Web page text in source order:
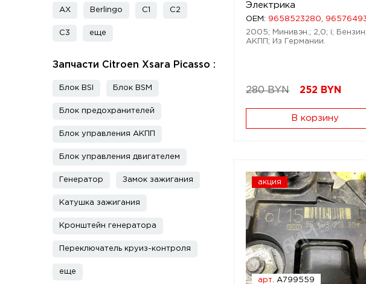
AX Berlingo C1 C2
C3 еще
Запчасти Citroen Xsara Picasso :
Блок BSI Блок BSM
Блок предохранителей
Блок управления АКПП
Блок управления двигателем
Генератор Замок зажигания
Катушка зажигания
Кронштейн генератора
Переключатель круиз-контроля
еще
Электрика
OEM: 9658523280,
2005; Минивэн.; 2,0; i; Бензин;
АКПП; Из Германии.
280 BYN 252 BYN
В корзину
акция
арт. A799559